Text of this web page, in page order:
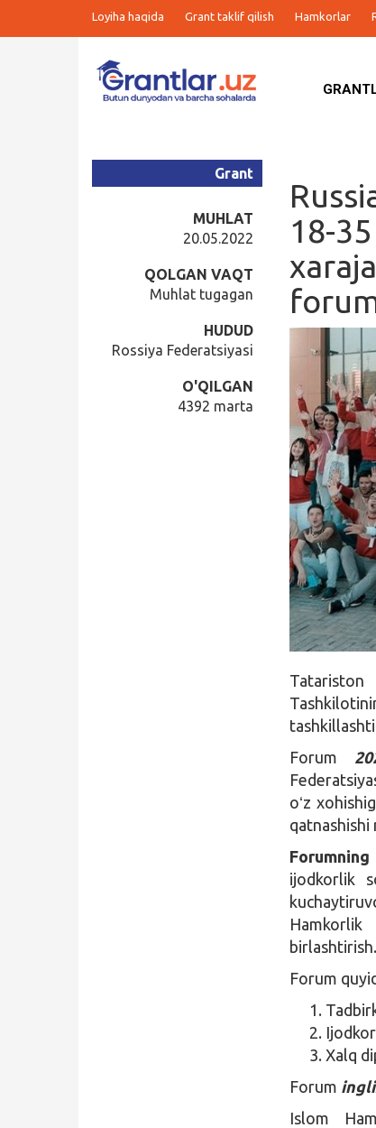
Loyiha haqida Grant taklif qilish Hamkorlar
18-
Grant
MUHLAT
20.05.2022
QOLGAN VAQT
Muhlat tugagan
HUDUD
Rossiya Federatsiyasi
O'QILGAN
4392 marta
Forum
oʻz
qatnashishi
Forumning
ijodkorlik
birlashtirish.
Forum
Xalq
Forum
Islom